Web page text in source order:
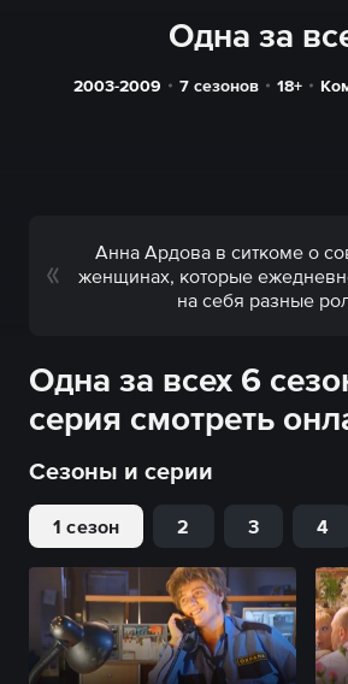
Одна за
2003-2009 7 сезонов 18+
Анна Ардова в ситкоме о
женщинах, которые
на себя разные
Одна за всех 6
серия смотреть
Сезоны и серии
1 сезон 2 3 4